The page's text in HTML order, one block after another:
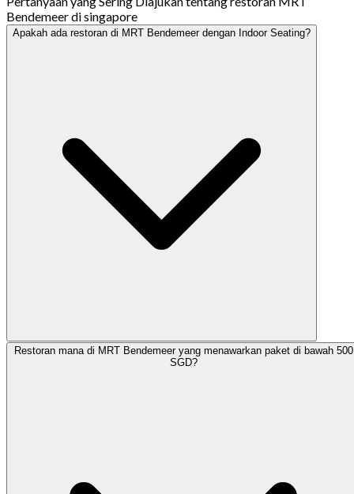
Bendemeer di singapore
Apakah ada restoran di MRT Bendemeer dengan Indoor Seating?
Restoran mana di MRT Bendemeer yang menawarkan paket di bawah 500
SGD?